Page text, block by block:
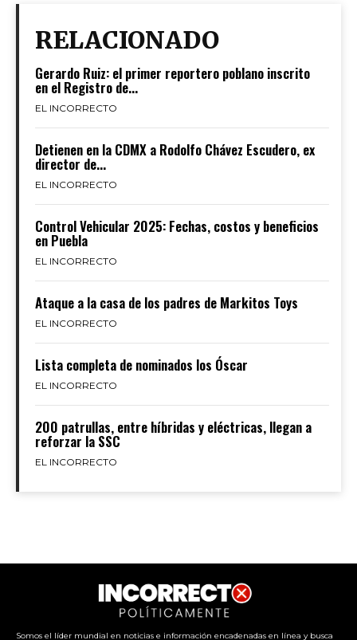
RELACIONADO
Gerardo Ruiz: el primer reportero poblano inscrito
en el Registro de...
EL INCORRECTO
Detienen en la CDMX a Rodolfo Chávez Escudero, ex
director de...
EL INCORRECTO
Control Vehicular 2025: Fechas, costos y beneficios
en Puebla
EL INCORRECTO
Ataque a la casa de los padres de Markitos Toys
EL INCORRECTO
Lista completa de nominados los Óscar
EL INCORRECTO
200 patrullas, entre híbridas y eléctricas, llegan a
reforzar la SSC
EL INCORRECTO
Somos el líder mundial en noticias e información encadenadas en línea y busca